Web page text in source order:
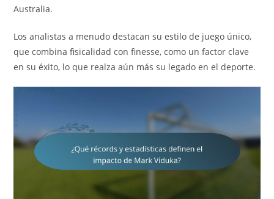
Australia.
Los analistas a menudo destacan su estilo de juego único,
que combina fisicalidad con finesse, como un factor clave
en su éxito, lo que realza aún más su legado en el deporte.